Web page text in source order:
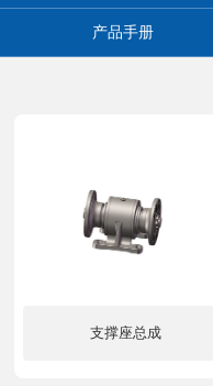
产品手册
支撑座总成